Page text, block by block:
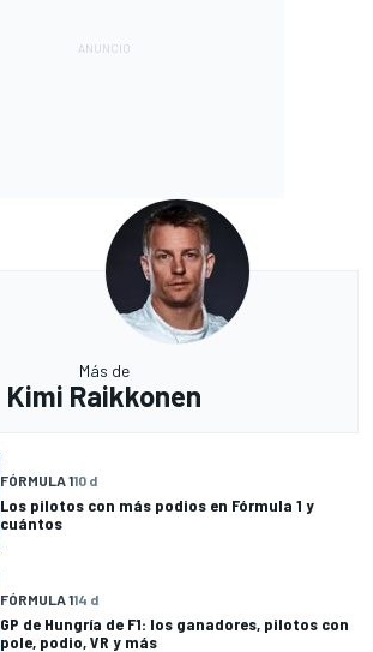
Más de
Kimi Raikkonen
FÓRMULA 110 d
Los pilotos con más podios en Fórmula 1 y
cuántos
FÓRMULA 114 d
GP de Hungría de F1: los ganadores, pilotos con
pole, podio, VR y más